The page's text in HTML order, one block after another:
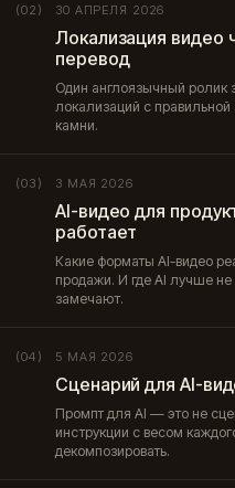
(02) 30 АПРЕЛЯ 2026
Локализация видео
перевод
Один англоязычный ролик
локализаций с
камни.
(03) 3 МАЯ 2026
AI-видео для
работает
Какие форматы AI-видео
продажи. И где AI лучше
замечают.
(04) 5 МАЯ 2026
Сценарий для AI-
Промпт для AI — это не
инструкции с весом
декомпозировать.